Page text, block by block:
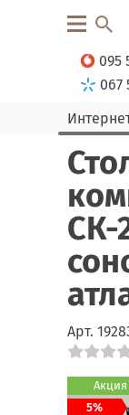
095
067
СК-
Арт.
Акция
5%
Link
Link
Link
Link